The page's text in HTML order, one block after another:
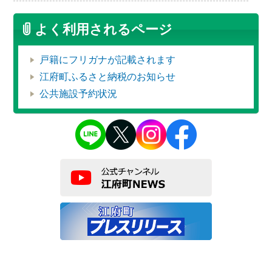
よく利用されるページ
戸籍にフリガナが記載されます
江府町ふるさと納税のお知らせ
公共施設予約状況